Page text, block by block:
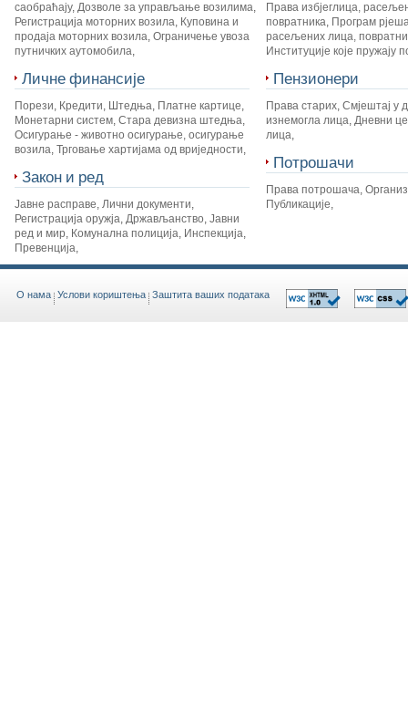
саобраћају, Дозволе за управљање возилима,
Регистрација моторних возила, Куповина и
продаја моторних возила, Ограничење увоза
путничких аутомобила,
Личне финансије
Порези, Кредити, Штедња, Платне картице,
Монетарни систем, Стара девизна штедња,
Осигурање - животно осигурање, осигурање
возила, Трговање хартијама од вриједности,
Закон и ред
Јавне расправе, Лични документи,
Регистрација оружја, Држављанство, Јавни
ред и мир, Комунална полиција, Инспекција,
Превенција,
Права избјеглица,
повратника, Програм
расељених лица,
Институције које пружају
Пензионери
Права старих, Смјештај у
изнемогла лица, Дневни
лица,
Потрошачи
Права потрошача,
Публикације,
O нама Услови кориштења Заштита ваших података